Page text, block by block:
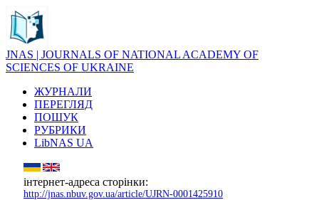
JNAS | JOURNALS OF NATIONAL ACADEMY OF
SCIENCES OF UKRAINE
ЖУРНАЛИ
ПЕРЕГЛЯД
ПОШУК
РУБРИКИ
LibNAS UA
інтернет-адреса сторінки:
http://jnas.nbuv.gov.ua/article/UJRN-0001425910